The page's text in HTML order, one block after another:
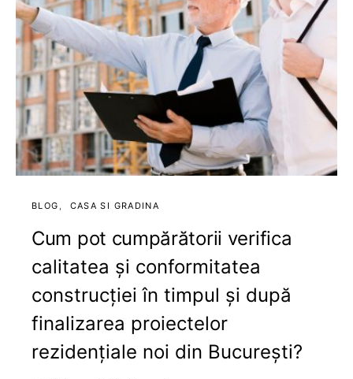
BLOG CASA SI GRADINA
Cum pot cumpărătorii verifica
calitatea și conformitatea
construcției în timpul și după
finalizarea proiectelor
rezidențiale noi din București?